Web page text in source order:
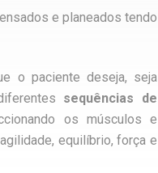
e planeados tendo
o paciente deseja, seja
sequências de
os músculos e
equilíbrio, força e